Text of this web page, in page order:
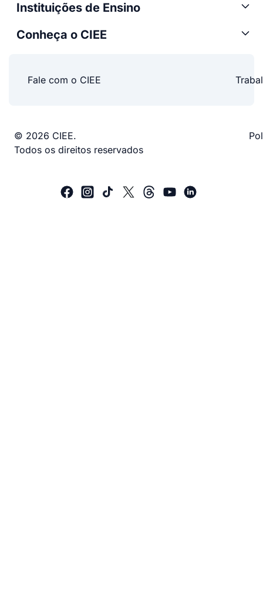
Instituições de Ensino
Conheça o CIEE
Fale com o CIEE
© 2026 CIEE.
Todos os direitos reservados